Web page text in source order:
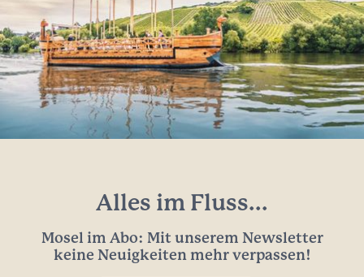
Alles im Fluss...
Mosel im Abo: Mit unserem Newsletter
keine Neuigkeiten mehr verpassen!